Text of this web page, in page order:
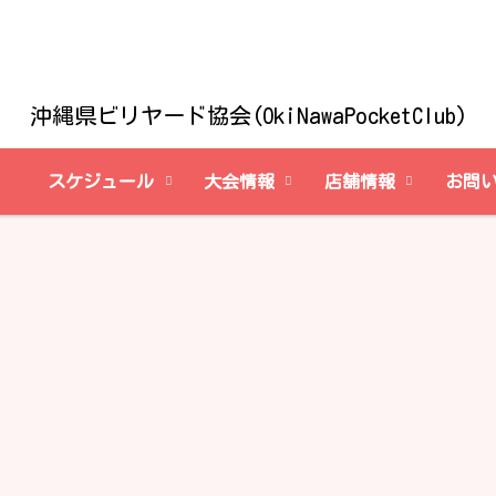
沖縄県ビリヤード協会(OkiNawaPocketClub)
スケジュール 大会情報 店舗情報 お問